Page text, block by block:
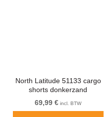
North Latitude 51133 cargo
shorts donkerzand
69,99 € incl. BTW